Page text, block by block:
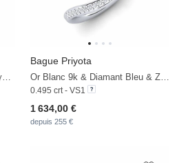
Bague Priyota
0.495 crt - VS1
1 634,00 €
depuis 255 €